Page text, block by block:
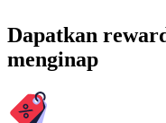
Dapatkan
menginap